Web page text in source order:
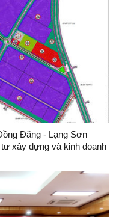
Đăng - Lạng Sơn
xây dựng và kinh doanh